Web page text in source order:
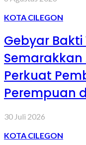
KOTA CILEGON
Gebyar
Perkuat
Perempuan
30 Juli 2026
KOTA CILEGON